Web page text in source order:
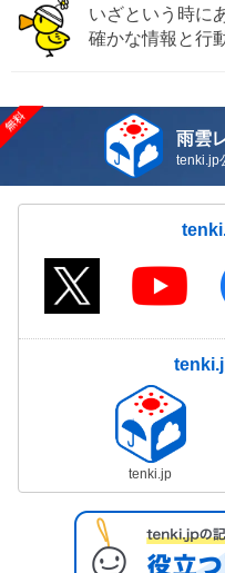
いざという時に
確かな情報と行
雨雲
tenki.jp
tenki.jp